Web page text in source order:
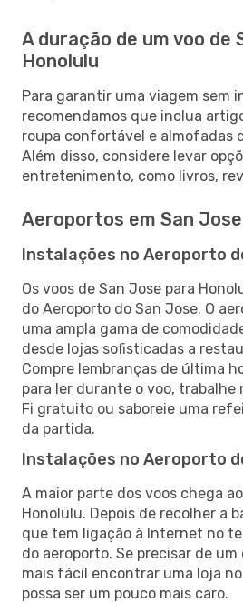
A duração de um voo de
Honolulu
Para garantir uma viagem sem
recomendamos que inclua
roupa confortável e almofadas
Além disso, considere levar
entretenimento, como livros,
Aeroportos em San
Instalações no Aeroporto
Os voos de San Jose para
do Aeroporto do San Jose. O
uma ampla gama de
desde lojas sofisticadas a
Compre lembranças de última
para ler durante o voo, trabalhe
Fi gratuito ou saboreie uma
da partida.
Instalações no Aeroporto
A maior parte dos voos chega
Honolulu. Depois de recolher a
que tem ligação à Internet no
do aeroporto. Se precisar de um
mais fácil encontrar uma loja
possa ser um pouco mais caro.